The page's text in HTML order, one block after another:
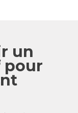
un
pour